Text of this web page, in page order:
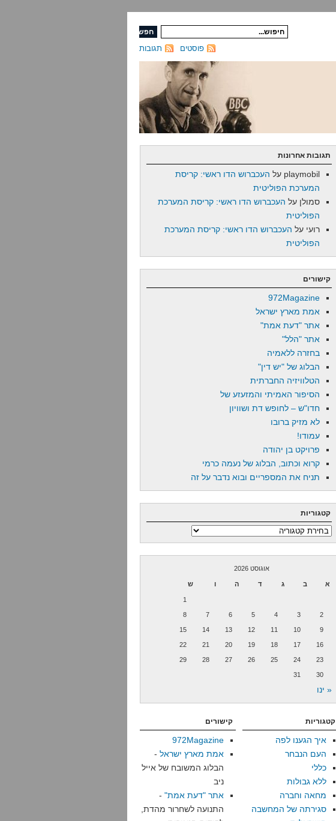
תגובות פוסטים
תגובות אחרונות
playmobil על העכברוש הדו ראשי: קריסת
המערכת הפוליטית
סמולן על העכברוש הדו ראשי: קריסת המערכת
הפוליטית
רועי על העכברוש הדו ראשי: קריסת המערכת
הפוליטית
קישורים
972Magazine
אמת מארץ ישראל
אתר "דעת אמת"
אתר "הלל"
בחזרה ללאמיה
הבלוג של "יש דין"
הטלוויזיה החברתית
הסיפור האמיתי והמזעזע של
חדו"ש – לחופש דת ושוויון
לא מזיק ברובו
עמודו!
פרויקט בן יהודה
קרוא וכתוב, הבלוג של נעמה כרמי
תניח את המספריים ובוא נדבר על זה
קטגוריות
קטגוריות
אוגוסט 2026
א ב ג ד ה ו ש
1
2
3
4
5
6
7
8
9
10
11
12
13
14
15
16
17
18
19
20
21
22
23
24
25
26
27
28
29
30
31
« ינו
קטגוריות
איך הגענו לפה
העם הנבחר
כללי
ללא גבולות
מחאה וחברה
סגירתה של המחשבה
קישורים
972Magazine
אמת מארץ ישראל -
הבלוג המשובח של אייל
ניב
אתר "דעת אמת" -
התנועה לשחרור מהדת,